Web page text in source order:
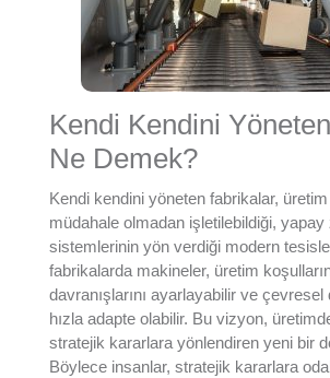
Kendi Kendini
Ne Demek?
Kendi kendini yöneten fabrikalar,
müdahale olmadan işletilebildiği, yapay
sistemlerinin yön verdiği modern
fabrikalarda makineler, üretim
davranışlarını ayarlayabilir ve
hızla adapte olabilir. Bu vizyon,
stratejik kararlara yönlendiren yeni bir
Böylece insanlar, stratejik kararlara